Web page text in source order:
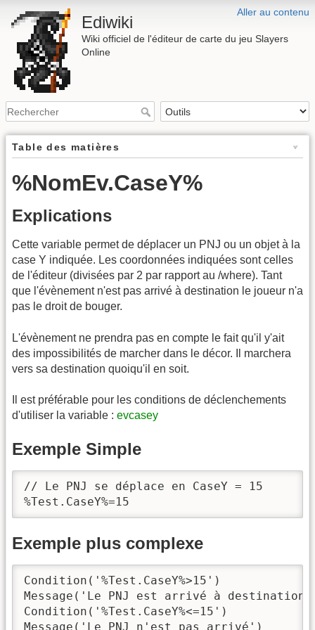
Aller au contenu
Ediwiki
Wiki officiel de l'éditeur de carte du jeu Slayers
Online
Table des matières
%NomEv.CaseY%
Explications
Cette variable permet de déplacer un PNJ ou un objet à la
case Y indiquée. Les coordonnées indiquées sont celles
de l'éditeur (divisées par 2 par rapport au /where). Tant
que l'évènement n'est pas arrivé à destination le joueur n'a
pas le droit de bouger.
L'évènement ne prendra pas en compte le fait qu'il y'ait
des impossibilités de marcher dans le décor. Il marchera
vers sa destination quoiqu'il en soit.
Il est préférable pour les conditions de déclenchements
d'utiliser la variable : evcasey
Exemple Simple
// Le PNJ se déplace en CaseY = 15
%Test.CaseY%=15
Exemple plus complexe
Condition('%Test.CaseY%>15')
Message('Le PNJ est arrivé à
Condition('%Test.CaseY%<=15')
Message('Le PNJ n'est pas arrivé')